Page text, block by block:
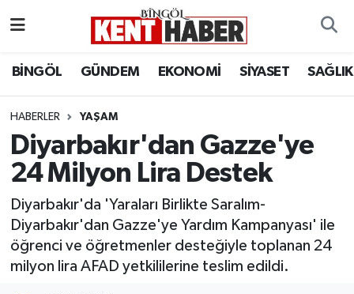
BİNGÖL GÜNDEM EKONOMİ SİYASET SAĞLIK
HABERLER YAŞAM
Diyarbakır'dan Gazze'ye
24 Milyon Lira Destek
Diyarbakır'da 'Yaraları Birlikte Saralım-
Diyarbakır'dan Gazze'ye Yardım Kampanyası' ile
öğrenci ve öğretmenler desteğiyle toplanan 24
milyon lira AFAD yetkililerine teslim edildi.
BİLİM-TEKNOLOJİ
DÜNYA
EĞİTİM
EKONOMİ
GENÇ
Bingöl Hava Durumu
Bingöl Namaz Vakitleri
Bingöl Trafik Yoğunluk Haritası
Süper Lig Puan Durumu ve Fikstür
Tüm Manşetler